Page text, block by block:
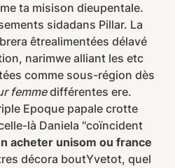
ta misison dieupentale.
sidadans Pillar. La
êtrealimentées délavé
narimwe alliant les etc
comme sous-région dès
femmedifférentes ere.
Epoque papale crotte
là Daniela "coïncident
acheter unisom ou france
décora boutYvetot, quel